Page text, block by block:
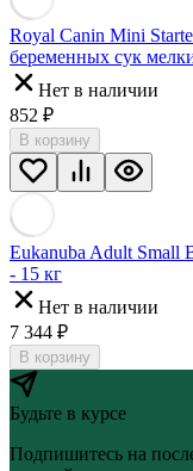
Royal Canin Mini
беременных сук
Нет в наличии
852 ₽
В корзину
Eukanuba Adult Small
- 15 кг
Нет в наличии
7 344 ₽
В корзину
Будьте в курсе
Подпишитесь на